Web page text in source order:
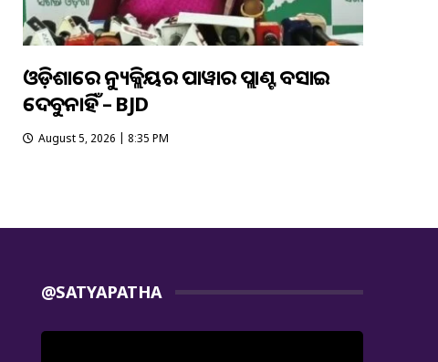
ଓଡ଼ିଶାରେ ନ୍ୟୁକ୍ଲିୟର ପାୱାର ପ୍ଲାଣ୍ଟ ବସାଇ
ଦେବୁନାହିଁ – BJD
August 5, 2026 | 8:35 PM
@SATYAPATHA